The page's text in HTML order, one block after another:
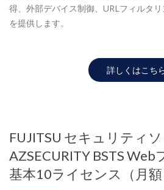
得、外部デバイス制御、URLフィルタ
を提供します。
詳しくはこち
FUJITSU セキュリティ
AZSECURITY BSTS
基本10ライセンス（月額